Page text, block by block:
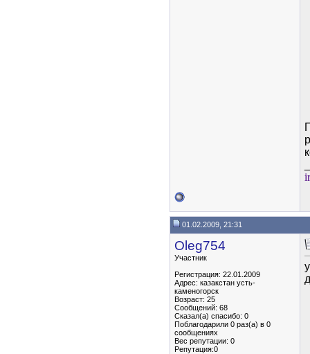
01.02.2009, 21:31
Oleg754
Участник
Регистрация: 22.01.2009
Адрес: казакстан усть-
каменогорск
Возраст: 25
Сообщений: 68
Сказал(а) спасибо: 0
Поблагодарили 0 раз(а) в 0
сообщениях
Вес репутации: 0
Репутация:0